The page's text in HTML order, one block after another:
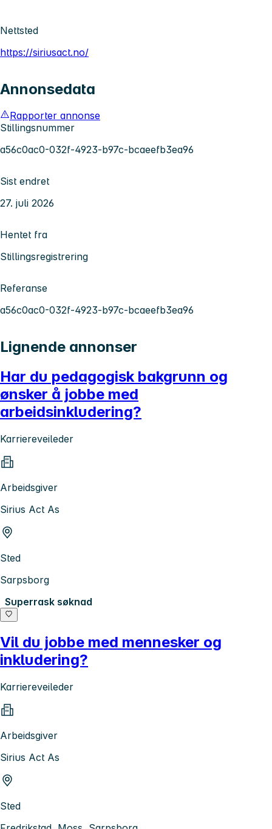
Nettsted
https://siriusact.no/
Annonsedata
Rapporter annonse
Stillingsnummer
a56c0ac0-032f-4923-b97c-bcaeefb3ea96
Sist endret
27. juli 2026
Hentet fra
Stillingsregistrering
Referanse
a56c0ac0-032f-4923-b97c-bcaeefb3ea96
Lignende annonser
Har du pedagogisk bakgrunn og
ønsker å jobbe med
arbeidsinkludering?
Karriereveileder
Arbeidsgiver
Sirius Act As
Sted
Sarpsborg
Superrask søknad
Vil du jobbe med mennesker og
inkludering?
Karriereveileder
Arbeidsgiver
Sirius Act As
Sted